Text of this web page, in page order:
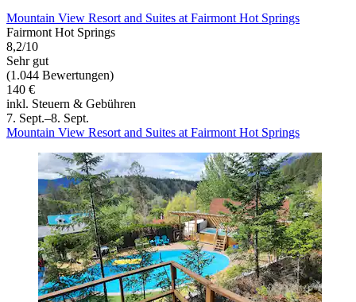
Mountain View Resort and Suites at Fairmont Hot Springs
Fairmont Hot Springs
8,2/10
Sehr gut
(1.044 Bewertungen)
140 €
inkl. Steuern & Gebühren
7. Sept.–8. Sept.
Mountain View Resort and Suites at Fairmont Hot Springs